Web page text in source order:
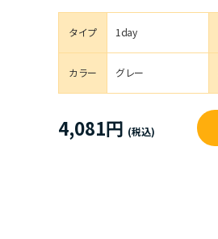
タイプ 1day
カラー グレー
4,081円